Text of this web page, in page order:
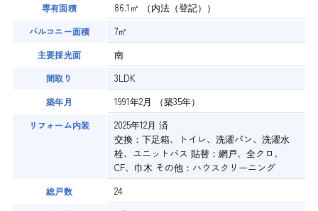
専有面積 86.1㎡ （内法（登記））
バルコニー面積 7㎡
主要採光面 南
間取り 3LDK
築年月 1991年2月 （築35年）
リフォーム内装
2025年12月 済
交換：下足箱、トイレ、洗濯パン、洗濯水
栓、ユニットバス 貼替：網戸、全クロ、
CF、巾木 その他：ハウスクリーニング
総戸数 24